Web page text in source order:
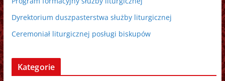
Dyrektorium duszpasterstwa służby liturgicznej
Ceremoniał liturgicznej posługi biskupów
Kategorie